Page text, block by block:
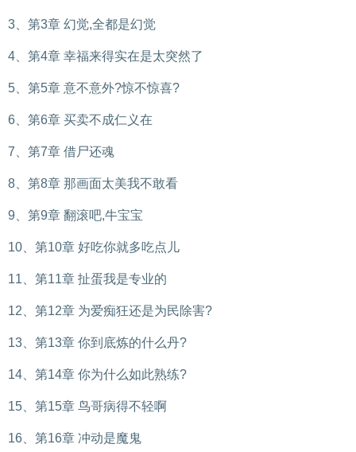
3、第3章 幻觉,全都是幻觉
4、第4章 幸福来得实在是太突然了
5、第5章 意不意外?惊不惊喜?
6、第6章 买卖不成仁义在
7、第7章 借尸还魂
8、第8章 那画面太美我不敢看
9、第9章 翻滚吧,牛宝宝
10、第10章 好吃你就多吃点儿
11、第11章 扯蛋我是专业的
12、第12章 为爱痴狂还是为民除害?
13、第13章 你到底炼的什么丹?
14、第14章 你为什么如此熟练?
15、第15章 鸟哥病得不轻啊
16、第16章 冲动是魔鬼